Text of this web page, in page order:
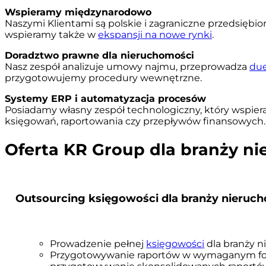
Wspieramy międzynarodowo
Naszymi Klientami są polskie i zagraniczne
wspieramy także w ekspansji na nowe rynki.
Doradztwo prawne dla nieruchomości
Nasz zespół analizuje umowy najmu, przeprowadza
przygotowujemy procedury wewnętrzne.
Systemy ERP i automatyzacja procesów
Posiadamy własny zespół technologiczny, który
księgowań, raportowania czy przepływów finansowych.
Oferta KR Group dla branży
Outsourcing księgowości dla branży
Prowadzenie pełnej księgowości dla branży
Przygotowywanie raportów w wymaganym